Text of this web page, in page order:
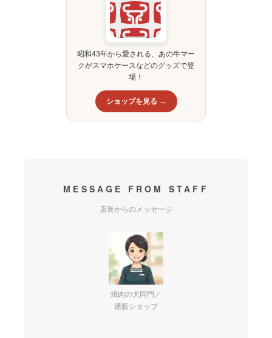
昭和43年から愛される、あの牛マー
クがスマホケースなどのグッズで登
場！
ショップを見る →
MESSAGE FROM STAFF
店長からのメッセージ
焼肉の大同門／
通販ショップ